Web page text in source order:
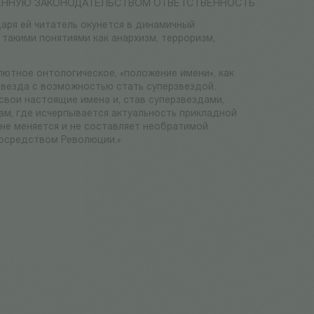
ЗАКОНОДАТЕЛЬСТВОМ ОТВЕТСТВЕННОСТЬ
ей читатель окунется в динамичный
понятиями как анархизм, терроризм,
онтологическое, «положение имени», как
с возможностью стать суперзвездой.
настоящие имена и, став суперзвездами,
где исчерпывается актуальность прикладной
меняется и не составляет необратимой
Революции.»